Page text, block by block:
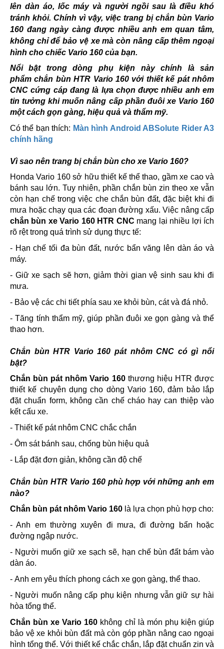
lên dàn áo, lốc máy và người ngồi sau là điều khó
tránh khỏi. Chính vì vậy, việc trang bị chắn bùn Vario
160 đang ngày càng được nhiều anh em quan tâm,
không chỉ để bảo vệ xe mà còn nâng cấp thêm ngoại
hình cho chiếc Vario 160 của bạn.
Nổi bật trong dòng phụ kiện này chính là sản
phẩm chắn bùn HTR Vario 160 với thiết kế pát nhôm
CNC cứng cáp đang là lựa chọn được nhiều anh em
tin tưởng khi muốn nâng cấp phần đuôi xe Vario 160
một cách gọn gàng, hiệu quả và thẩm mỹ.
Có thể bạn thích: Màn hình Android ABSolute Rider A3
chính hãng
Vì sao nên trang bị chắn bùn cho xe Vario 160?
Honda Vario 160 sở hữu thiết kế thể thao, gầm xe cao và
bánh sau lớn. Tuy nhiên, phần chắn bùn zin theo xe vẫn
còn hạn chế trong việc che chắn bùn đất, đặc biệt khi đi
mưa hoặc chạy qua các đoạn đường xấu. Việc nâng cấp
chắn bùn xe Vario 160 HTR CNC mang lại nhiều lợi ích
rõ rệt trong quá trình sử dụng thực tế:
- Hạn chế tối đa bùn đất, nước bẩn văng lên dàn áo và
máy.
- Giữ xe sạch sẽ hơn, giảm thời gian vệ sinh sau khi đi
mưa.
- Bảo vệ các chi tiết phía sau xe khỏi bùn, cát và đá nhỏ.
- Tăng tính thẩm mỹ, giúp phần đuôi xe gọn gàng và thể
thao hơn.
Chắn bùn HTR Vario 160 pát nhôm CNC có gì nổi
bật?
Chắn bùn pát nhôm Vario 160thương hiệu HTR được
thiết kế chuyên dụng cho dòng Vario 160, đảm bảo lắp
đặt chuẩn form, không cần chế cháo hay can thiệp vào
kết cấu xe.
- Thiết kế pát nhôm CNC chắc chắn
- Ôm sát bánh sau, chống bùn hiệu quả
- Lắp đặt đơn giản, không cần độ chế
Chắn bùn HTR Vario 160 phù hợp với những anh em
nào?
Chắn bùn pát nhôm Vario 160 là lựa chọn phù hợp cho:
- Anh em thường xuyên đi mưa, đi đường bẩn hoặc
đường ngập nước.
- Người muốn giữ xe sạch sẽ, hạn chế bùn đất bám vào
dàn áo.
- Anh em yêu thích phong cách xe gọn gàng, thể thao.
- Người muốn nâng cấp phụ kiện nhưng vẫn giữ sự hài
hòa tổng thể.
Chắn bùn xe Vario 160 không chỉ là món phụ kiện giúp
bảo vệ xe khỏi bùn đất mà còn góp phần nâng cao ngoại
hình tổng thể. Với thiết kế chắc chắn, lắp đặt chuẩn zin và